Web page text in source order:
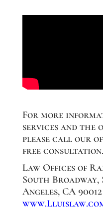
For more
services and the
please call our
free consultation.
Law Offices of
South Broadway,
Angeles, CA 90012